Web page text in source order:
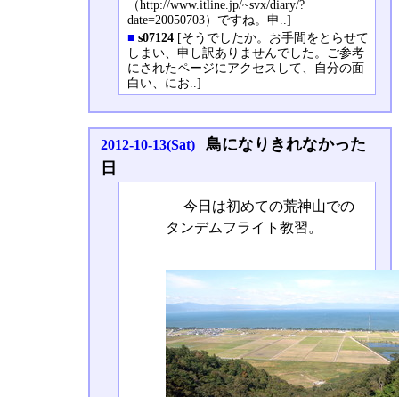
（http://www.itline.jp/~svx/diary/?
date=20050703）ですね。申..]
■ s07124[そうでしたか。お手間をとらせて
しまい、申し訳ありませんでした。ご参考
にされたページにアクセスして、自分の面
白い、にお..]
2012-10-13(Sat)
鳥になりきれなかった
日
今日は初めての荒神山での
タンデムフライト教習。